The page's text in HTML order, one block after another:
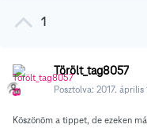
1
Törölt_tag8057
Posztolva: 2017. április
Köszönöm a tippet, de ezeken